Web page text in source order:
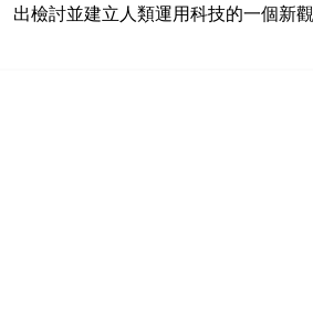
出檢討並建立人類運用科技的一個新觀